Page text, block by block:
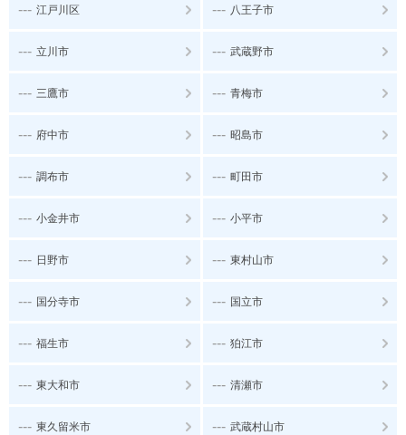
--- 江戸川区 --- 八王子市
--- 立川市 --- 武蔵野市
--- 三鷹市 --- 青梅市
--- 府中市 --- 昭島市
--- 調布市 --- 町田市
--- 小金井市 --- 小平市
--- 日野市 --- 東村山市
--- 国分寺市 --- 国立市
--- 福生市 --- 狛江市
--- 東大和市 --- 清瀬市
--- 東久留米市 --- 武蔵村山市